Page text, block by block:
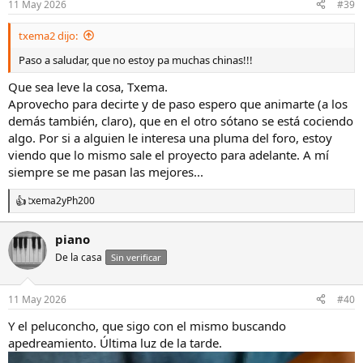
11 May 2026 #39
txema2 dijo:
Paso a saludar, que no estoy pa muchas chinas!!!
Que sea leve la cosa, Txema.
Aprovecho para decirte y de paso espero que animarte (a los
demás también, claro), que en el otro sótano se está cociendo
algo. Por si a alguien le interesa una pluma del foro, estoy
viendo que lo mismo sale el proyecto para adelante. A mí
siempre se me pasan las mejores...
R
e
a
c
o
n
e
s
txema2yPh200
piano
De la casa Sin verificar
11 May 2026 #40
Y el peluconcho, que sigo con el mismo buscando
apedreamiento. Última luz de la tarde.